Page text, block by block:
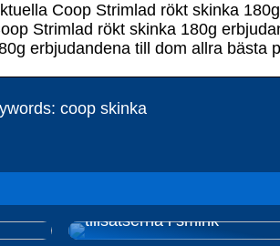
Coop Strimlad rökt skinka
Strimlad rökt skinka 180g
erbjudandena till dom allra bästa
coop skinka
Naturlig smink – Undvik
tillsatserna i smink